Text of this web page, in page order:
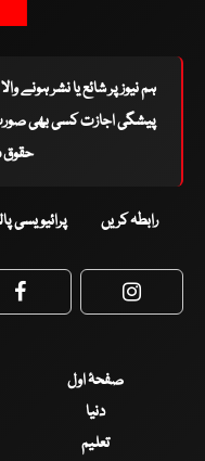
ہم نیوز پر شائع یا نشر ہونے
پیشگی اجازت کسی بھی صورت
حقوق
رابطہ کریں پرائیویسی
Facebook
صفحۂ اول
دنیا
تعلیم